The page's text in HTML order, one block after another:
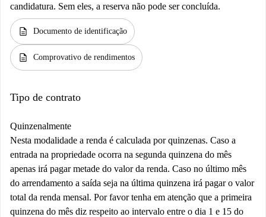
candidatura. Sem eles, a reserva não pode ser concluída.
description Documento de identificação
description Comprovativo de rendimentos
Tipo de contrato
Quinzenalmente
Nesta modalidade a renda é calculada por quinzenas. Caso a
entrada na propriedade ocorra na segunda quinzena do mês
apenas irá pagar metade do valor da renda. Caso no último mês
do arrendamento a saída seja na última quinzena irá pagar o valor
total da renda mensal. Por favor tenha em atenção que a primeira
quinzena do mês diz respeito ao intervalo entre o dia 1 e 15 do